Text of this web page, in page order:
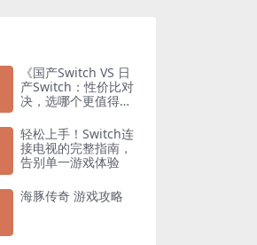
《国产Switch VS 日
产Switch：性价比对
决，选哪个更值得入
轻松上手！Switch连
接电视的完整指南，
告别单一游戏体验
海豚传奇 游戏攻略